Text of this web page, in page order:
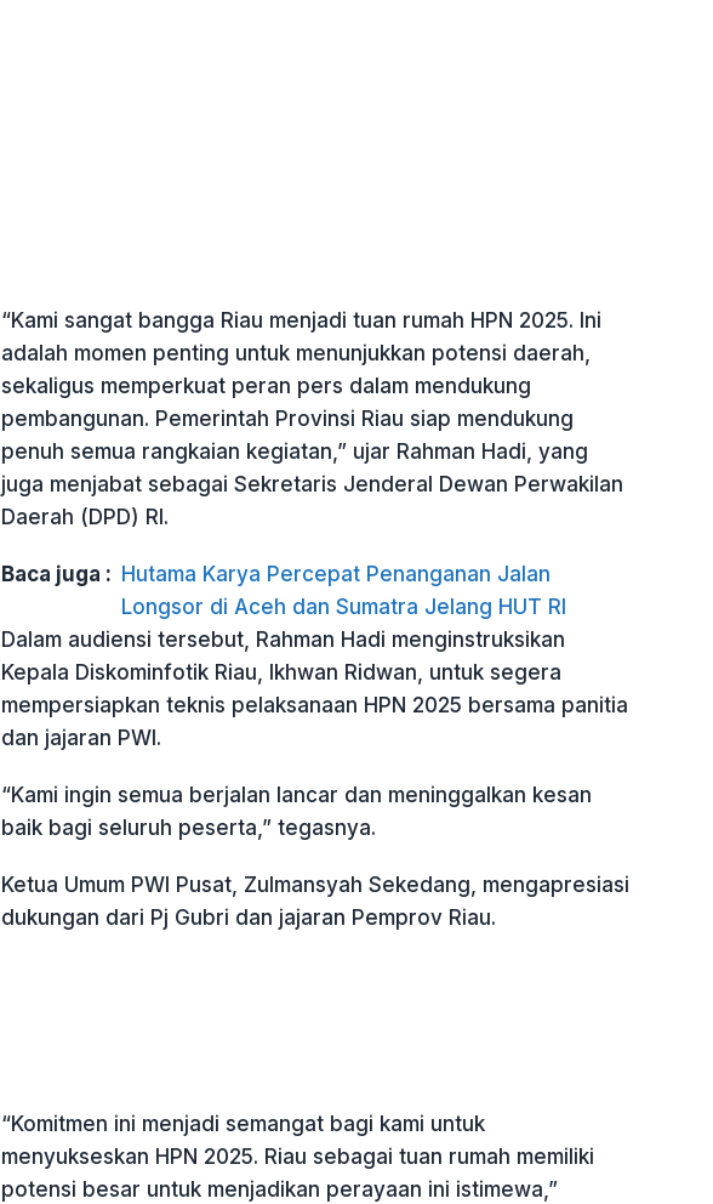
“Kami sangat bangga Riau menjadi tuan rumah HPN 2025. Ini
adalah momen penting untuk menunjukkan potensi daerah,
sekaligus memperkuat peran pers dalam mendukung
pembangunan. Pemerintah Provinsi Riau siap mendukung
penuh semua rangkaian kegiatan,” ujar Rahman Hadi, yang
juga menjabat sebagai Sekretaris Jenderal Dewan Perwakilan
Daerah (DPD) RI.
Baca juga : Hutama Karya Percepat Penanganan Jalan
Longsor di Aceh dan Sumatra Jelang HUT RI
Dalam audiensi tersebut, Rahman Hadi menginstruksikan
Kepala Diskominfotik Riau, Ikhwan Ridwan, untuk segera
mempersiapkan teknis pelaksanaan HPN 2025 bersama panitia
dan jajaran PWI.
“Kami ingin semua berjalan lancar dan meninggalkan kesan
baik bagi seluruh peserta,” tegasnya.
Ketua Umum PWI Pusat, Zulmansyah Sekedang, mengapresiasi
dukungan dari Pj Gubri dan jajaran Pemprov Riau.
“Komitmen ini menjadi semangat bagi kami untuk
menyukseskan HPN 2025. Riau sebagai tuan rumah memiliki
potensi besar untuk menjadikan perayaan ini istimewa,”